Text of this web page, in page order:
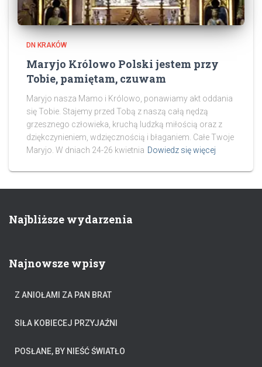
DN KRAKÓW
Maryjo Królowo Polski jestem przy
Tobie, pamiętam, czuwam
Maryjo nasza Mamo i Królowo, ponawiamy akt oddania
się Tobie. Stajemy przed Tobą z naszą całą nędzą
grzesznego człowieka, kruchą ludzką miłością oraz z
dziękczynieniem, wdzięcznością i błaganiem. Całe Twoje
Maryjo. W dniach 24-26 kwietnia Dowiedz się więcej
Najbliższe wydarzenia
Najnowsze wpisy
Z ANIOŁAMI ZA PAN BRAT
SIŁA KOBIECEJ PRZYJAŹNI
POSŁANE, BY NIEŚĆ ŚWIATŁO